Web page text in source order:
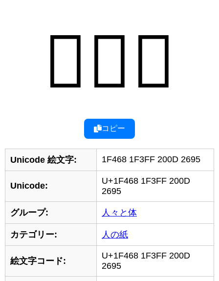
👨🏿‍⚕
コピー
Unicode 絵文字: 1F468 1F3FF 200D 2695
Unicode:
U+1F468 1F3FF 200D
2695
グループ: 人々と体
カテゴリー: 人の紙
絵文字コード:
U+1F468 1F3FF 200D
2695